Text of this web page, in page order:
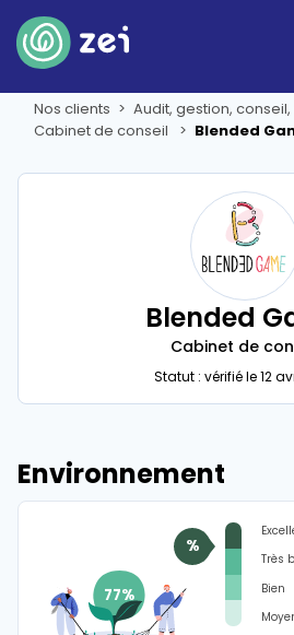
Nos clients
Audit, gestion,
Cabinet de conseil
Blended
Blended
Cabinet de
Statut : vérifié le 12
Environnement
%
Bien
Très